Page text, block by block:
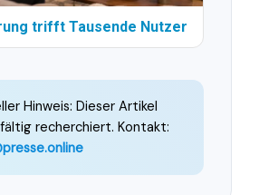
trifft Tausende Nutzer
Hinweis: Dieser Artikel
recherchiert. Kontakt: